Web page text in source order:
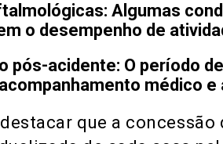
Algumas
o desempenho de
pós-acidente: O período
médico
que a concessão